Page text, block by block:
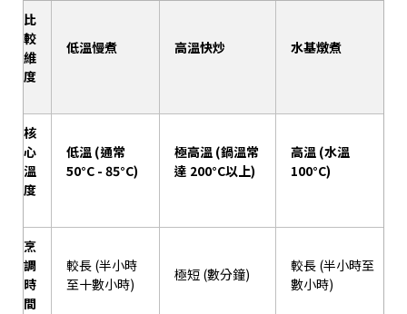
比
較
維
度
低溫慢煮 高溫快炒 水基燉煮
核
心
溫
度
低溫 (通常
50°C - 85°C)
極高溫 (鍋溫常
達 200°C以上)
高溫 (水溫
100°C)
烹
調
時
間
較長 (半小時
至十數小時)
極短 (數分鐘) 較長 (半小時至
數小時)